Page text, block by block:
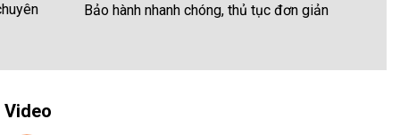
Bảo hành nhanh chóng, thủ tục đơn giản
Video